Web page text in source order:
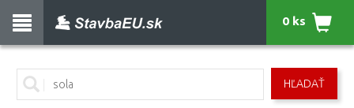
HĽADAŤ
0 ks